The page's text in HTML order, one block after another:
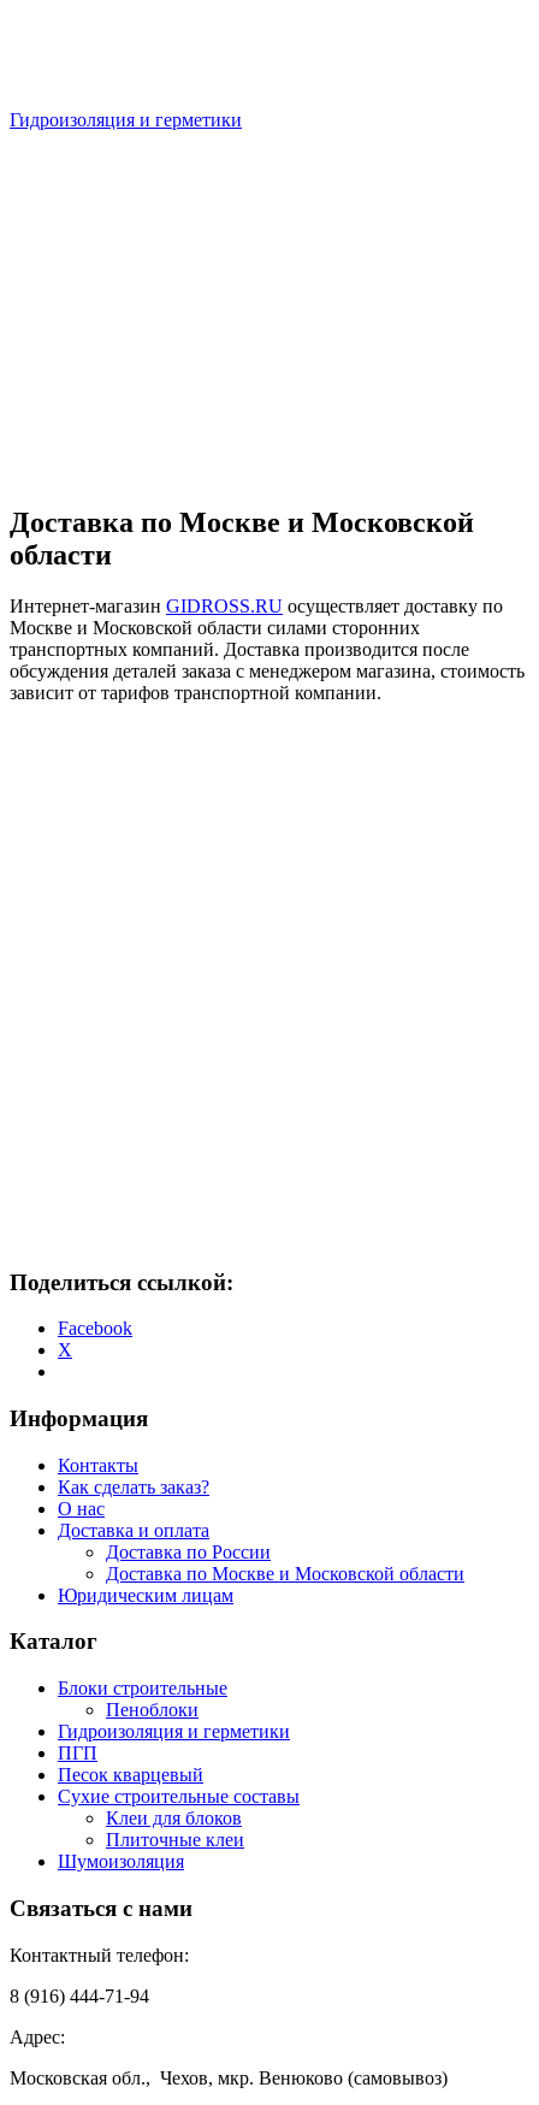
Гидроизоляция и герметики
Доставка по Москве и Московской
области
Интернет-магазин GIDROSS.RU осуществляет доставку по
Москве и Московской области силами сторонних
транспортных компаний. Доставка производится после
обсуждения деталей заказа с менеджером магазина, стоимость
зависит от тарифов транспортной компании.
Поделиться ссылкой:
Facebook
X
Информация
Контакты
Как сделать заказ?
О нас
Доставка и оплата
Доставка по России
Доставка по Москве и Московской области
Юридическим лицам
Каталог
Блоки строительные
Пеноблоки
Гидроизоляция и герметики
ПГП
Песок кварцевый
Сухие строительные составы
Клеи для блоков
Плиточные клеи
Шумоизоляция
Связаться с нами
Контактный телефон:
8 (916) 444-71-94
Адрес:
Московская обл., Чехов, мкр. Венюково (самовывоз)